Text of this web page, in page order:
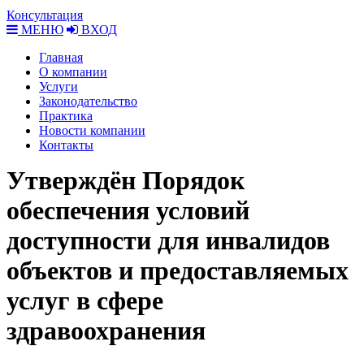
Консультация
МЕНЮ
ВХОД
Главная
О компании
Услуги
Законодательство
Практика
Новости компании
Контакты
Утверждён Порядок
обеспечения условий
доступности для инвалидов
объектов и предоставляемых
услуг в сфере
здравоохранения